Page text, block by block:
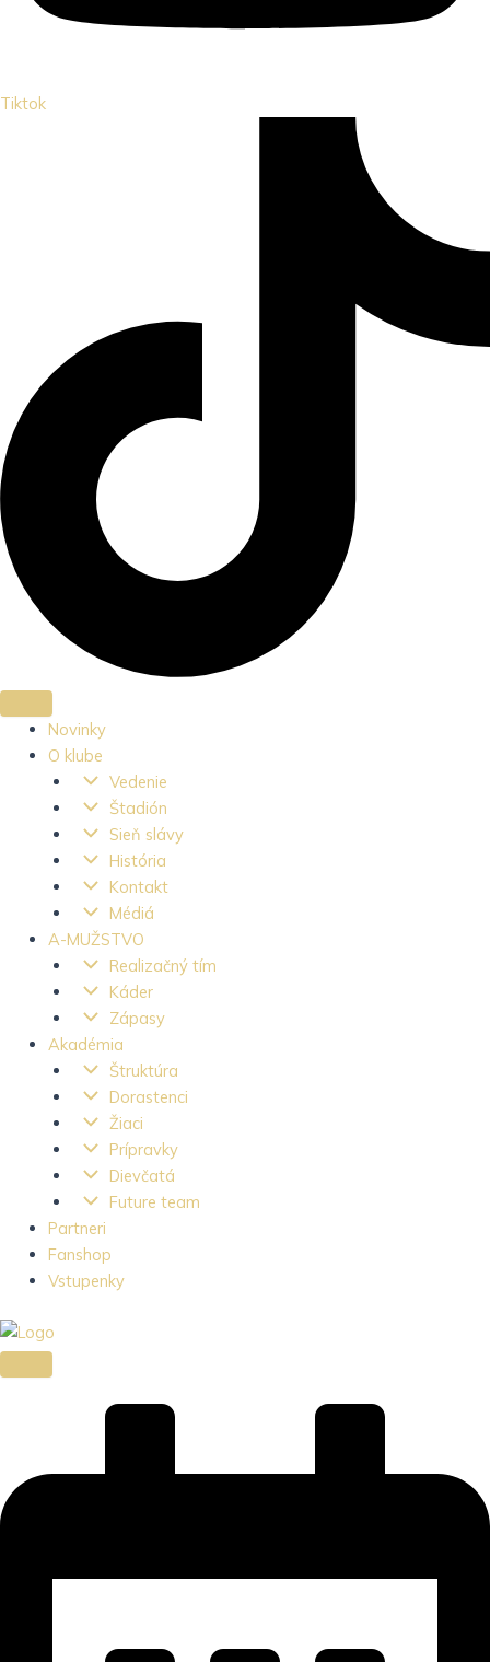
Tiktok
Novinky
O klube
Vedenie
Štadión
Sieň slávy
História
Kontakt
Médiá
A-MUŽSTVO
Realizačný tím
Káder
Zápasy
Akadémia
Štruktúra
Dorastenci
Žiaci
Prípravky
Dievčatá
Future team
Partneri
Fanshop
Vstupenky